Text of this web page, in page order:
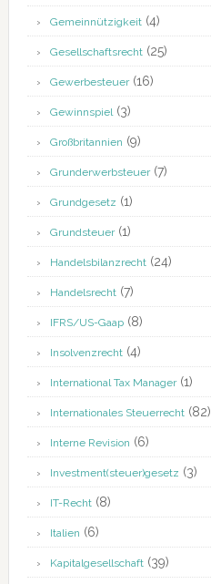
Gemeinnützigkeit(4)
Gesellschaftsrecht(25)
Gewerbesteuer(16)
Gewinnspiel(3)
Großbritannien (9)
Grunderwerbsteuer(7)
Grundgesetz (1)
Grundsteuer(1)
Handelsbilanzrecht(24)
Handelsrecht(7)
IFRS/US-Gaap(8)
Insolvenzrecht(4)
International Tax Manager(1)
Internationales Steuerrecht(82)
Interne Revision (6)
Investment(steuer)gesetz (3)
IT-Recht(8)
Italien (6)
Kapitalgesellschaft(39)